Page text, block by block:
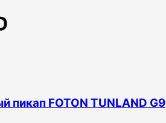
пикап FOTON TUNLAND G9